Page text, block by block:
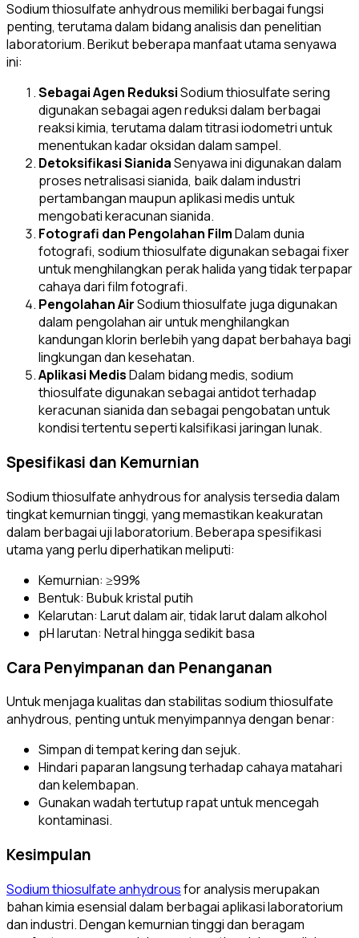
Sodium thiosulfate anhydrous memiliki berbagai fungsi
penting, terutama dalam bidang analisis dan penelitian
laboratorium. Berikut beberapa manfaat utama senyawa
ini:
Sebagai Agen ReduksiSodium thiosulfate sering
digunakan sebagai agen reduksi dalam berbagai
reaksi kimia, terutama dalam titrasi iodometri untuk
menentukan kadar oksidan dalam sampel.
Detoksifikasi SianidaSenyawa ini digunakan dalam
proses netralisasi sianida, baik dalam industri
pertambangan maupun aplikasi medis untuk
mengobati keracunan sianida.
Fotografi dan Pengolahan FilmDalam dunia
fotografi, sodium thiosulfate digunakan sebagai fixer
untuk menghilangkan perak halida yang tidak terpapar
cahaya dari film fotografi.
Pengolahan AirSodium thiosulfate juga digunakan
dalam pengolahan air untuk menghilangkan
kandungan klorin berlebih yang dapat berbahaya bagi
lingkungan dan kesehatan.
Aplikasi MedisDalam bidang medis, sodium
thiosulfate digunakan sebagai antidot terhadap
keracunan sianida dan sebagai pengobatan untuk
kondisi tertentu seperti kalsifikasi jaringan lunak.
Spesifikasi dan Kemurnian
Sodium thiosulfate anhydrous for analysis tersedia dalam
tingkat kemurnian tinggi, yang memastikan keakuratan
dalam berbagai uji laboratorium. Beberapa spesifikasi
utama yang perlu diperhatikan meliputi:
Kemurnian: ≥99%
Bentuk: Bubuk kristal putih
Kelarutan: Larut dalam air, tidak larut dalam alkohol
pH larutan: Netral hingga sedikit basa
Cara Penyimpanan dan Penanganan
Untuk menjaga kualitas dan stabilitas sodium thiosulfate
anhydrous, penting untuk menyimpannya dengan benar:
Simpan di tempat kering dan sejuk.
Hindari paparan langsung terhadap cahaya matahari
dan kelembapan.
Gunakan wadah tertutup rapat untuk mencegah
kontaminasi.
Kesimpulan
Sodium thiosulfate anhydrousfor analysis merupakan
bahan kimia esensial dalam berbagai aplikasi laboratorium
dan industri. Dengan kemurnian tinggi dan beragam